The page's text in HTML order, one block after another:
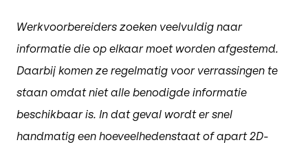
Werkvoorbereiders zoeken veelvuldig naar
informatie die op elkaar moet worden afgestemd.
Daarbij komen ze regelmatig voor verrassingen te
staan omdat niet alle benodigde informatie
beschikbaar is. In dat geval wordt er snel
handmatig een hoeveelhedenstaat of apart 2D-